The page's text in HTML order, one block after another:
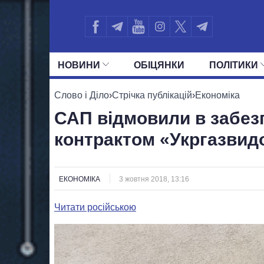
НОВИНИ ОБIЦЯНКИ ПОЛIТИКИ
УСІ ПОЛІТИКИ ПРЕЗИДЕНТ І ОФІС
Слово і Діло›Стрічка публікацій›Економіка
САП відмовили в
контрактом
ЕКОНОМІКА 3 жовтня 2018, 13:16
Читати російською